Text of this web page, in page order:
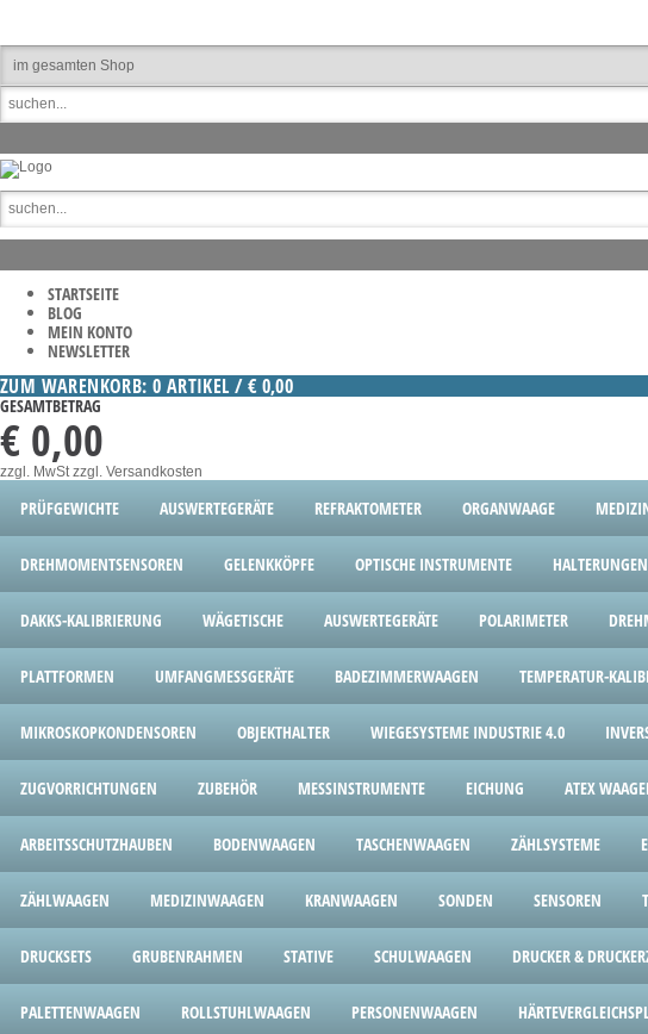
STARTSEITE
BLOG
MEIN KONTO
NEWSLETTER
ZUM WARENKORB: 0 ARTIKEL / € 0,00
GESAMTBETRAG
€ 0,00
zzgl. MwStzzgl. Versandkosten
PRÜFGEWICHTE AUSWERTEGERÄTE REFRAKTOMETER ORGANWAAGE
DREHMOMENTSENSOREN GELENKKÖPFE OPTISCHE INSTRUMENTE HALTERUNGEN
DAKKS-KALIBRIERUNG WÄGETISCHE AUSWERTEGERÄTE POLARIMETER
PLATTFORMEN UMFANGMESSGERÄTE BADEZIMMERWAAGEN TEMPERATUR-
MIKROSKOPKONDENSOREN OBJEKTHALTER WIEGESYSTEME INDUSTRIE 4.0
ZUGVORRICHTUNGEN ZUBEHÖR MESSINSTRUMENTE EICHUNG ATEX
ARBEITSSCHUTZHAUBEN BODENWAAGEN TASCHENWAAGEN ZÄHLSYSTEME
ZÄHLWAAGEN MEDIZINWAAGEN KRANWAAGEN SONDEN SENSOREN
DRUCKSETS GRUBENRAHMEN STATIVE SCHULWAAGEN DRUCKER &
PALETTENWAAGEN ROLLSTUHLWAAGEN PERSONENWAAGEN